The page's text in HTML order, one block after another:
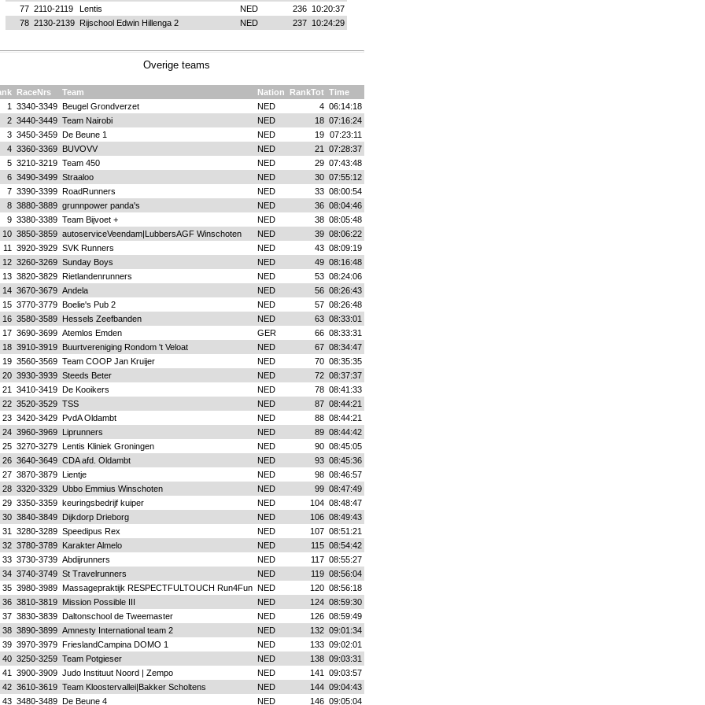
77 2110-2119 Lentis NED 236 10:20:37
78 2130-2139 Rijschool Edwin Hillenga 2 NED 237 10:24:29
Overige teams
RaceNrs Team Nation RankTot Time
1
3340-3349 Beugel Grondverzet NED 4 06:14:18
2 3440-3449 Team Nairobi NED 18 07:16:24
3 3450-3459 De Beune 1 NED 19 07:23:11
4 3360-3369 BUVOVV NED 21
07:28:37
5 3210-3219 Team 450 NED 29 07:43:48
6 3490-3499 Straaloo NED 30 07:55:12
7 3390-3399 RoadRunners NED 33 08:00:54
8 3880-3889 grunnpower panda's NED 36 08:04:46
9 3380-3389 Team Bijvoet + NED 38 08:05:48
10 3850-3859 autoserviceVeendam|LubbersAGF Winschoten NED 39 08:06:22
11
3920-3929 SVK Runners NED 43 08:09:19
12 3260-3269 Sunday Boys NED 49 08:16:48
13 3820-3829 Rietlandenrunners NED 53 08:24:06
14 3670-3679 Andela NED 56 08:26:43
15 3770-3779 Boelie's Pub 2 NED 57 08:26:48
16 3580-3589 Hessels Zeefbanden NED 63 08:33:01
17 3690-3699 Atemlos Emden GER 66 08:33:31
18 3910-3919 Buurtvereniging Rondom 't Veloat NED 67 08:34:47
19 3560-3569 Team COOP Jan Kruijer NED 70 08:35:35
20 3930-3939 Steeds Beter NED 72 08:37:37
21
3410-3419 De Kooikers NED 78 08:41:33
22 3520-3529 TSS NED 87 08:44:21
23 3420-3429 PvdA Oldambt NED 88 08:44:21
24 3960-3969 Liprunners NED 89 08:44:42
25 3270-3279 Lentis Kliniek Groningen NED 90 08:45:05
26 3640-3649 CDA afd. Oldambt NED 93 08:45:36
27 3870-3879 Lientje NED 98 08:46:57
28 3320-3329 Ubbo Emmius Winschoten NED 99 08:47:49
29 3350-3359 keuringsbedrijf kuiper NED 104 08:48:47
30 3840-3849 Dijkdorp Drieborg NED 106 08:49:43
31
3280-3289 Speedipus Rex NED 107 08:51:21
32 3780-3789 Karakter Almelo NED 115 08:54:42
33 3730-3739 Abdijrunners NED 117 08:55:27
34 3740-3749 St Travelrunners NED 119 08:56:04
35 3980-3989 Massagepraktijk RESPECTFULTOUCH Run4Fun NED 120 08:56:18
36 3810-3819 Mission Possible III NED 124 08:59:30
37 3830-3839 Daltonschool de Tweemaster NED 126 08:59:49
38 3890-3899 Amnesty International team 2 NED 132 09:01:34
39 3970-3979 FrieslandCampina DOMO 1 NED 133 09:02:01
40 3250-3259 Team Potgieser NED 138 09:03:31
41
3900-3909 Judo Instituut Noord | Zempo NED 141
09:03:57
42 3610-3619 Team Kloostervallei|Bakker Scholtens NED 144 09:04:43
43 3480-3489 De Beune 4 NED 146 09:05:04